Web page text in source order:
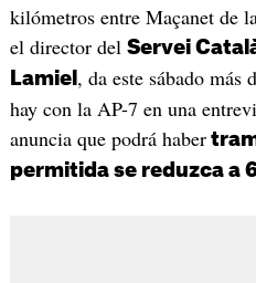
kilómetros entre Maçanet de
el director del Servei
Lamiel , da este sábado más
hay con la AP-7 en una
anuncia que podrá haber
permitida se reduzca a